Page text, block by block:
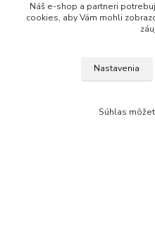
+421 940 949 000
Náš e-shop a partneri
cookies, aby Vám mohli
Nastavenia
Súhlas